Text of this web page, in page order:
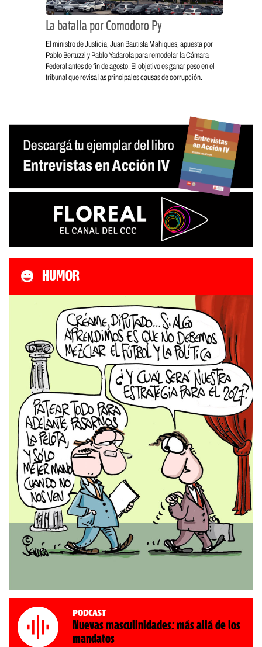
La batalla por Comodoro Py
El ministro de Justicia, Juan Bautista Mahiques, apuesta por
Pablo Bertuzzi y Pablo Yadarola para remodelar la Cámara
Federal antes de fin de agosto. El objetivo es ganar peso en el
tribunal que revisa las principales causas de corrupción.
HUMOR
Podcast
Nuevas masculinidades: más allá de los
mandatos